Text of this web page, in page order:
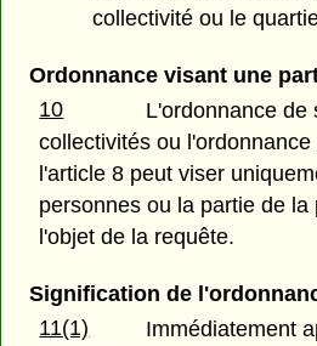
collectivité ou le
Ordonnance visant une
10
L'ordonnance de
collectivités ou
l'article 8 peut viser
personnes ou la partie de
l'objet de la requête.
Signification de
11(1)
Immédiatement